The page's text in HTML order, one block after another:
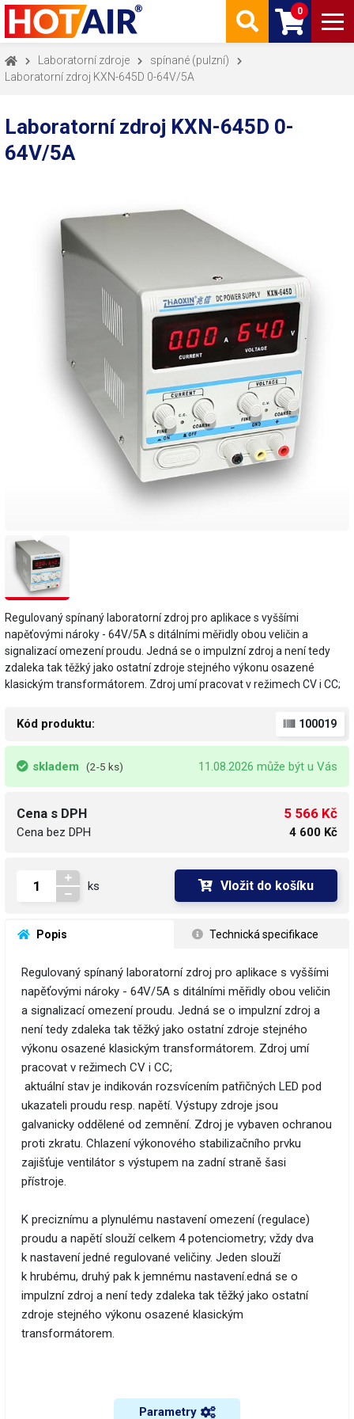
0
Laboratorní zdroje
spínané (pulzní)
Laboratorní zdroj KXN-645D 0-64V/5A
Laboratorní zdroj KXN-645D 0-
64V/5A
Regulovaný spínaný laboratorní zdroj pro aplikace s vyššími
napěťovými nároky - 64V/5A s ditálními měřidly obou veličin a
signalizací omezení proudu. Jedná se o impulzní zdroj a není tedy
zdaleka tak těžký jako ostatní zdroje stejného výkonu osazené
klasickým transformátorem. Zdroj umí pracovat v režimech CV i CC;
Kód produktu: 100019
skladem (2-5 ks) 11.08.2026 může být u Vás
Cena s DPH
Cena bez DPH
5 566 Kč
4 600 Kč
ks Vložit do košíku
Popis Technická specifikace
Regulovaný spínaný laboratorní zdroj pro aplikace s vyššími
napěťovými nároky - 64V/5A s ditálními měřidly obou veličin
a signalizací omezení proudu. Jedná se o impulzní zdroj a
není tedy zdaleka tak těžký jako ostatní zdroje stejného
výkonu osazené klasickým transformátorem. Zdroj umí
pracovat v režimech CV i CC;
aktuální stav je indikován rozsvícením patřičných LED pod
ukazateli proudu resp. napětí. Výstupy zdroje jsou
galvanicky oddělené od zemnění. Zdroj je vybaven ochranou
proti zkratu. Chlazení výkonového stabilizačního prvku
zajišťuje ventilátor s výstupem na zadní straně šasi
přístroje.
K preciznímu a plynulému nastavení omezení (regulace)
proudu a napětí slouží celkem 4 potenciometry; vždy dva
k nastavení jedné regulované veličiny. Jeden slouží
k hrubému, druhý pak k jemnému nastavení.edná se o
impulzní zdroj a není tedy zdaleka tak těžký jako ostatní
zdroje stejného výkonu osazené klasickým
transformátorem.
Parametry